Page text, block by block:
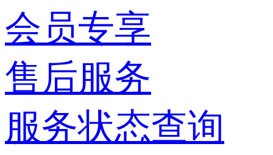
会员专享
售后服务
服务状态查询